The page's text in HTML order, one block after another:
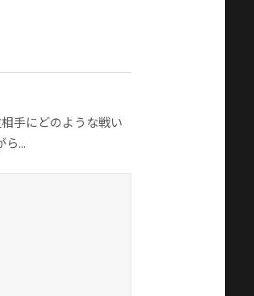
手にどのような戦い
ら...